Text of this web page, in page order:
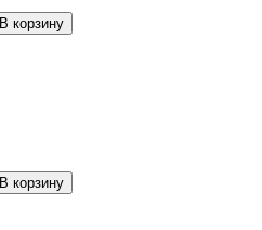
В корзину
В корзину